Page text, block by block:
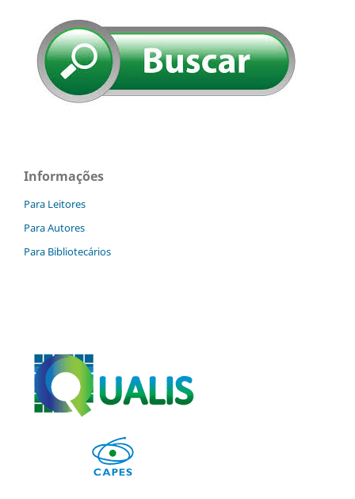
Informações
Para Leitores
Para Autores
Para Bibliotecários